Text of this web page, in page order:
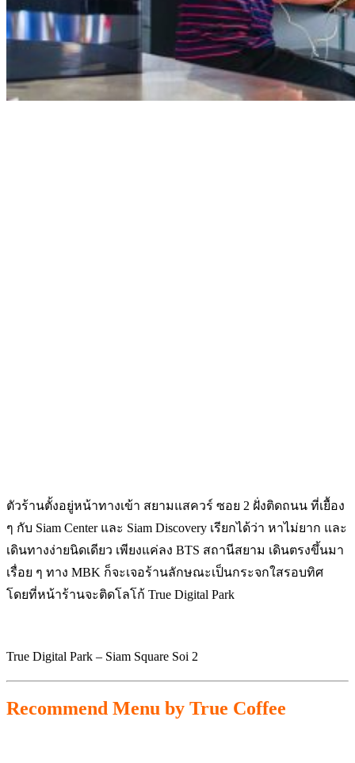
ตัวร้านตั้งอยู่หน้าทางเข้า สยามแสควร์ ซอย 2 ฝั่งติดถนน ที่เยื้อง
ๆ กับ Siam Center และ Siam Discovery เรียกได้ว่า หาไม่ยาก และ
เดินทางง่ายนิดเดียว เพียงแค่ลง BTS สถานีสยาม เดินตรงขึ้นมา
เรื่อย ๆ ทาง MBK ก็จะเจอร้านลักษณะเป็นกระจกใสรอบทิศ
โดยที่หน้าร้านจะติดโลโก้ True Digital Park
True Digital Park – Siam Square Soi 2
Recommend Menu by True Coffee